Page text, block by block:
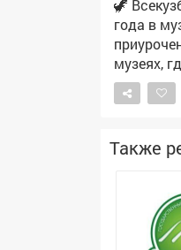
🦖
года в
музеях,
чтобы
взглянуть
Также